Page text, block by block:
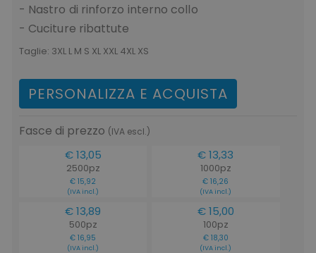
- Nastro di rinforzo interno collo
- Cuciture ribattute
Taglie: 3XL L M S XL XXL 4XL XS
PERSONALIZZA E ACQUISTA
Fasce di prezzo (IVA escl.)
€ 13,05
2500pz
€ 15,92
(IVA incl.)
€ 13,33
1000pz
€ 16,26
(IVA incl.)
€ 13,89
500pz
€ 16,95
(IVA incl.)
€ 15,00
100pz
€ 18,30
(IVA incl.)